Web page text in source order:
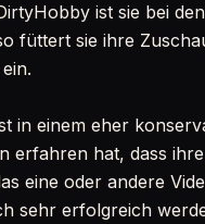
ist sie bei
füttert sie ihre
in einem eher
erfahren hat, dass
eine oder andere
sehr erfolgreich